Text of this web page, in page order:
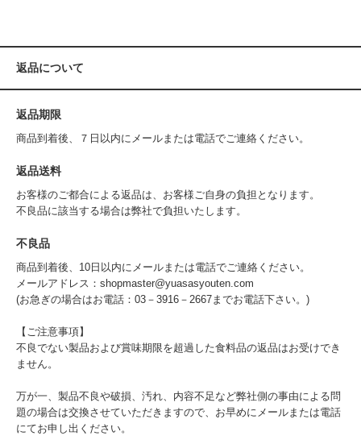
返品について
返品期限
商品到着後、７日以内にメールまたは電話でご連絡ください。
返品送料
お客様のご都合による返品は、お客様ご自身の負担となります。
不良品に該当する場合は弊社で負担いたします。
不良品
商品到着後、10日以内にメールまたは電話でご連絡ください。
メールアドレス：shopmaster@yuasasyouten.com
(お急ぎの場合はお電話：03－3916－2667までお電話下さい。)
【ご注意事項】
不良でない製品および賞味期限を超過した食料品の返品はお受けでき
ません。
万が一、製品不良や破損、汚れ、内容不足など弊社側の事由による問
題の場合は交換させていただきますので、お早めにメールまたは電話
にてお申し出ください。